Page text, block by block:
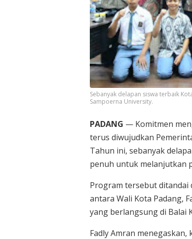
Sebanyak delapan siswa terbaik
Sampoerna University.
PADANG — Komitmen
terus diwujudkan
Tahun ini, sebanyak
penuh untuk melanjutkan
Program tersebut ditandai
antara Wali Kota Padang,
yang berlangsung di Balai
Fadly Amran